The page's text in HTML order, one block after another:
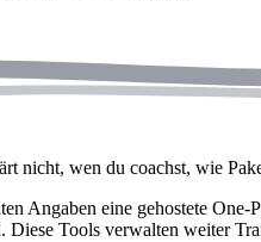
nicht, wen du coachst, wie
Angaben eine gehostete
Tools verwalten weiter